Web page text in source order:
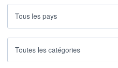
Tous les pays
Toutes les catégories